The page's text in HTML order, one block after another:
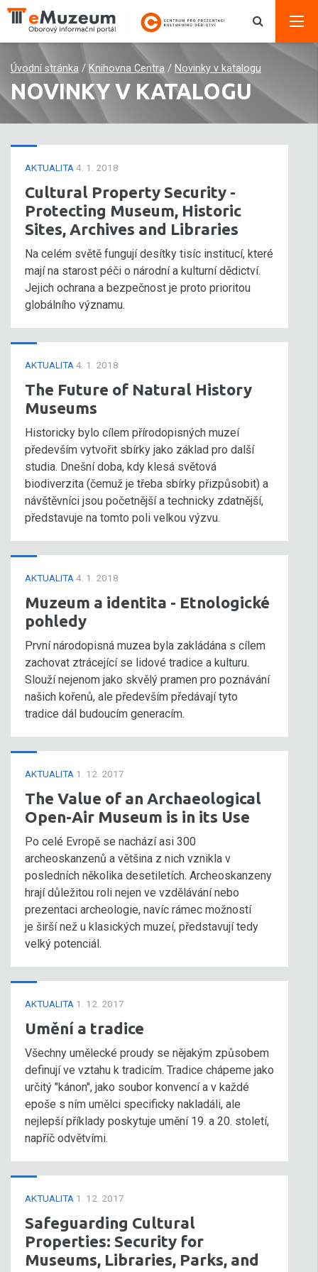
Úvodní stránka / Knihovna Centra / Novinky v katalogu
NOVINKY V KATALOGU
AKTUALITA 4. 1. 2018
Cultural Property Security -
Protecting Museum, Historic
Sites, Archives and Libraries
Na celém světě fungují desítky tisíc institucí, které
mají na starost péči o národní a kulturní dědictví.
Jejich ochrana a bezpečnost je proto prioritou
globálního významu.
AKTUALITA 4. 1. 2018
The Future of Natural History
Museums
Historicky bylo cílem přírodopisných muzeí
především vytvořit sbírky jako základ pro další
studia. Dnešní doba, kdy klesá světová
biodiverzita (čemuž je třeba sbírky přizpůsobit) a
návštěvníci jsou početnější a technicky zdatnější,
představuje na tomto poli velkou výzvu.
AKTUALITA 4. 1. 2018
Muzeum a identita - Etnologické
pohledy
První národopisná muzea byla zakládána s cílem
zachovat ztrácející se lidové tradice a kulturu.
Slouží nejenom jako skvělý pramen pro poznávání
našich kořenů, ale především předávají tyto
tradice dál budoucím generacím.
AKTUALITA 1. 12. 2017
The Value of an Archaeological
Open-Air Museum is in its Use
Po celé Evropě se nachází asi 300
archeoskanzenů a většina z nich vznikla v
posledních několika desetiletích. Archeoskanzeny
hrají důležitou roli nejen ve vzdělávání nebo
prezentaci archeologie, navíc rámec možností
je širší než u klasických muzeí, představují tedy
velký potenciál.
AKTUALITA 1. 12. 2017
Umění a tradice
Všechny umělecké proudy se nějakým způsobem
definují ve vztahu k tradicím. Tradice chápeme jako
určitý "kánon", jako soubor konvencí a v každé
epoše s ním umělci specificky nakladáli, ale
nejlepší příklady poskytuje umění 19. a 20. století,
napříč odvětvími.
AKTUALITA 1. 12. 2017
Safeguarding Cultural
Properties: Security for
Museums, Libraries, Parks, and